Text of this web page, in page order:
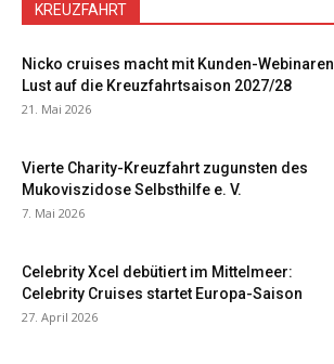
KREUZFAHRT
Nicko cruises macht mit Kunden-Webinaren
Lust auf die Kreuzfahrtsaison 2027/28
21. Mai 2026
Vierte Charity-Kreuzfahrt zugunsten des
Mukoviszidose Selbsthilfe e. V.
7. Mai 2026
Celebrity Xcel debütiert im Mittelmeer:
Celebrity Cruises startet Europa-Saison
27. April 2026